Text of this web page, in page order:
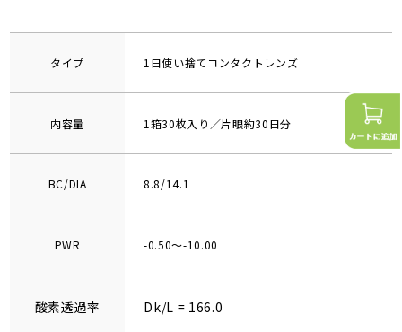
タイプ 1日使い捨てコンタクトレンズ
内容量 1箱30枚入り／片眼約30日分
BC/DIA 8.8/14.1
PWR -0.50～-10.00
酸素透過率 Dk/L = 166.0